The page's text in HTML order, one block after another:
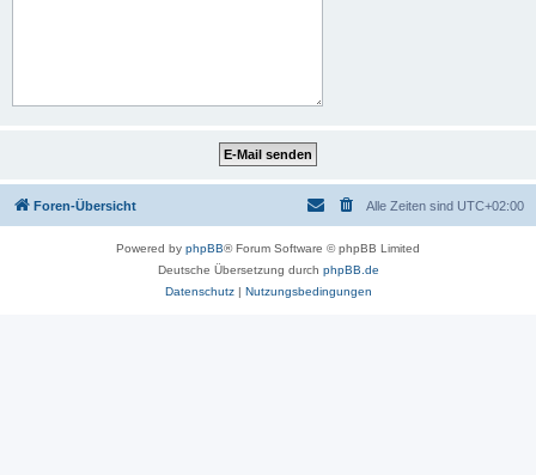
Foren-Übersicht Alle Zeiten sind UTC+02:00
Powered by phpBB® Forum Software © phpBB Limited
Deutsche Übersetzung durch phpBB.de
Datenschutz| Nutzungsbedingungen